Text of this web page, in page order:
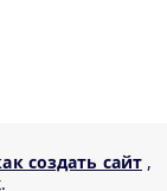
создать сайт ,